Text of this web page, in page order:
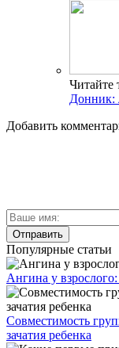
Читайте
Донник:
Добавить
Популярные статьи
Ангина у
Совместимость
зачатия ребенка